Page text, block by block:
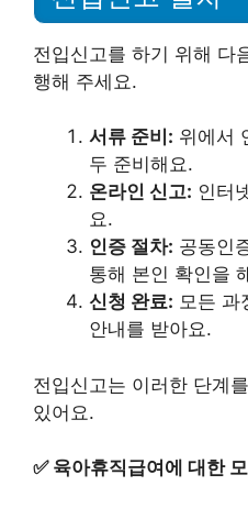
전입신고를 하기 위해 다
행해 주세요.
서류 준비: 위에서
두 준비해요.
온라인 신고: 인터
요.
인증 절차: 공동인
통해 본인 확인을
신청 완료: 모든 과
안내를 받아요.
전입신고는 이러한 단계
있어요.
✅ 육아휴직급여에 대한